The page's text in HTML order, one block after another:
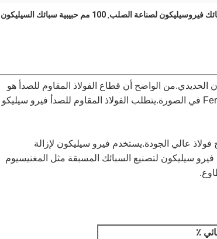
فيروسيليكون لصناعة الصلب, 100 مم حبيبية سبائك السيليكون
الواضح أن قطاع الفولاذ المقاوم للصدأ هو
أحد أسرع الفئات نموًا في صناعة الصلب ، وبالتالي يأتي Ferro Silicon في الصورة.يتطلب الفولاذ المقاوم للصدأ فيرو سيليكو
عالي الجودة.يستخدم فيرو سيليكون لإزالة
فيرو سيليكون لتصنيع السبائك المسبقة مثل المغنيسيوم
٪